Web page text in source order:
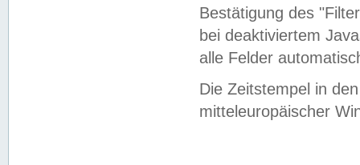
Bestätigung des
bei deaktiviertem
alle Felder
Die Zeitstempel in
mitteleuropäischer